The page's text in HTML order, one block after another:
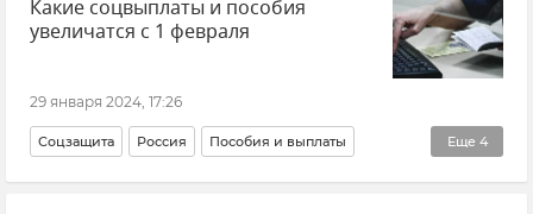
Новости Крыма Общество
Какие соцвыплаты и пособия
увеличатся с 1 февраля
29 января 2024, 17:26
Еще 4
Соцзащита Россия Пособия и выплаты
Пенсия Материнский капитал Новости